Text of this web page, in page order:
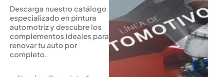
Descarga nuestro catálogo
especializado en pintura
automotriz y descubre los
complementos ideales para
renovar tu auto por
completo.